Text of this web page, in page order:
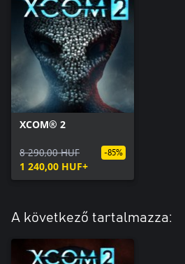
XCOM® 2
8 290,00 HUF
1 240,00 HUF+
-85%
A következő tartalmazza: